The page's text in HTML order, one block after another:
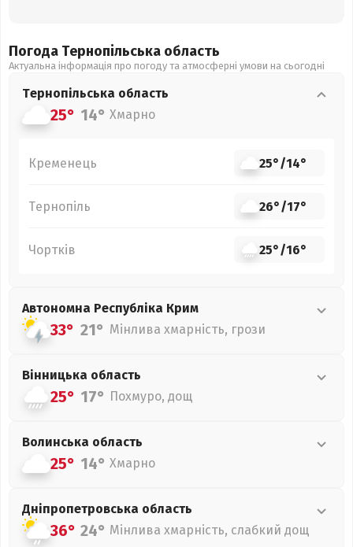
Погода Тернопільська область
Актуальна інформація про погоду та атмосферні умови на сьогодні
Тернопільська область
25° 14° Хмарно
Кременець 25°/14°
Тернопіль 26°/17°
Чортків 25°/16°
Автономна Республіка Крим
33° 21° Мінлива хмарність, грози
Вінницька область
25° 17° Похмуро, дощ
Волинська область
25° 14° Хмарно
Дніпропетровська область
36° 24° Мінлива хмарність, слабкий дощ